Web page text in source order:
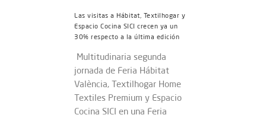
Las visitas a Hábitat, Textilhogar y
Espacio Cocina SICI crecen ya un
30% respecto a la última edición
Multitudinaria segunda
jornada de Feria Hábitat
València, Textilhogar Home
Textiles Premium y Espacio
Cocina SICI en una Feria